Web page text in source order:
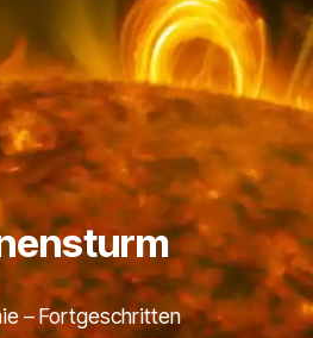
– Fortgeschritten